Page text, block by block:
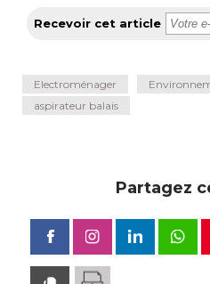
Recevoir cet article
Electroménager
aspirateur balais
Partagez